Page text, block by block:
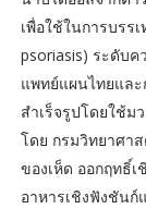
เพื่อใช้ในการบรร
psoriasis) ระดับค
แพทย์แผนไทยและ
สำเร็จรูปโดยใช้ม
โดย กรมวิทยาศา
ของเห็ด ออกฤทธิ์
อาหารเชิงฟังชัน